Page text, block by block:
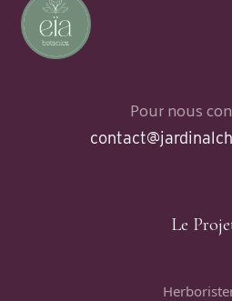
Pour nous
Le